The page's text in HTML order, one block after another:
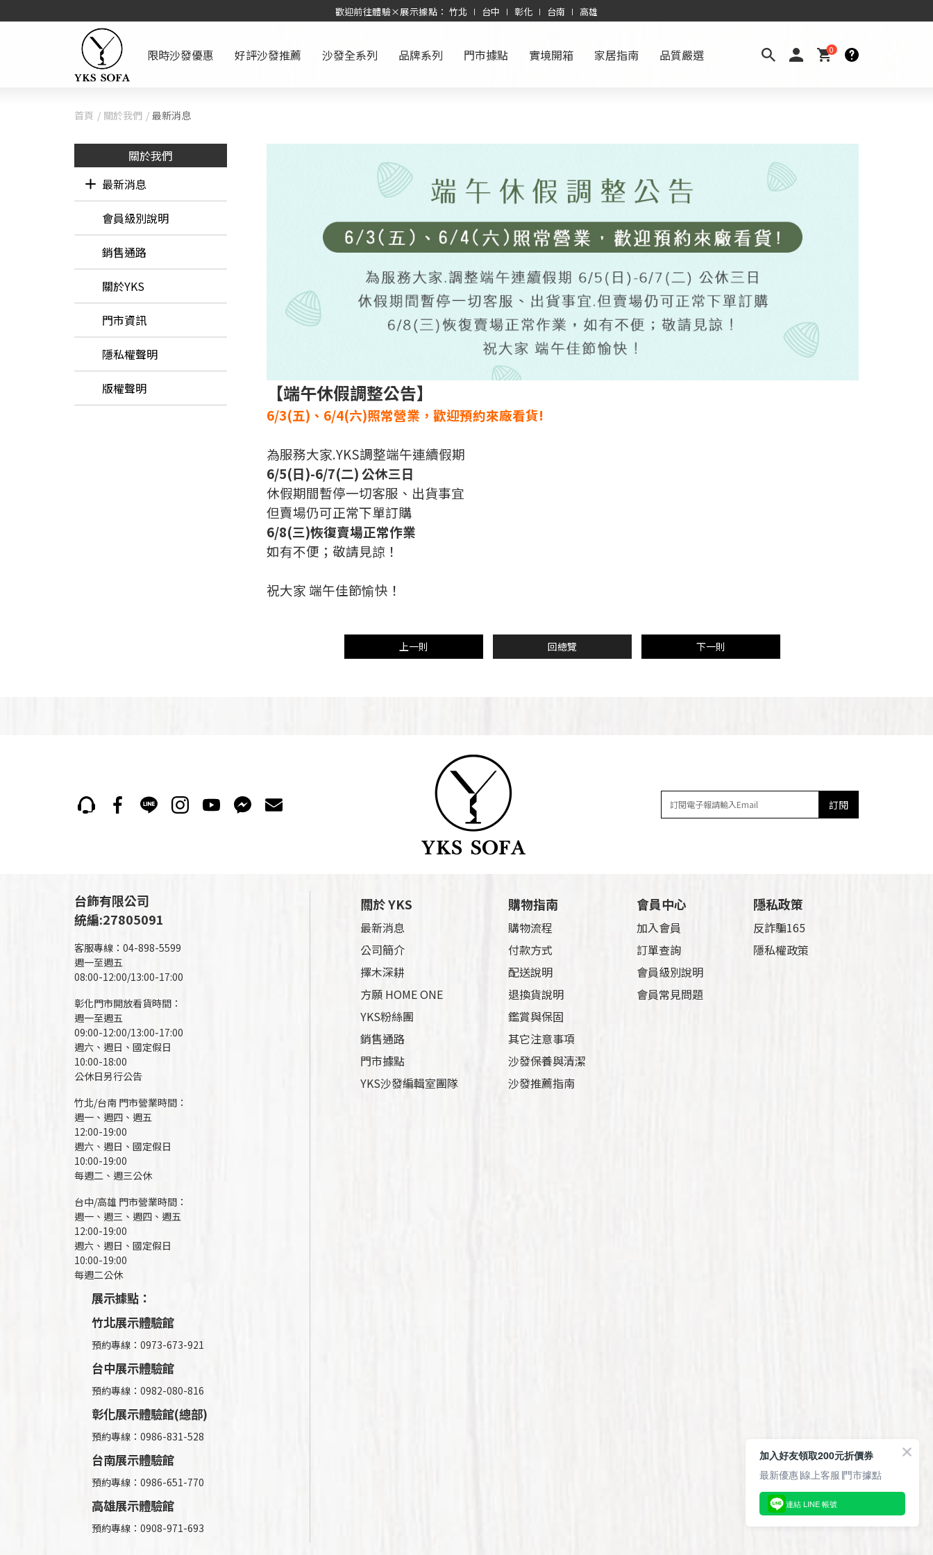
歡迎前往體驗×展示據點： 竹北 ∣ 台中 ∣ 彰化 ∣ 台南 ∣ 高雄
限時沙發優惠 好評沙發推薦 沙發全系列 品牌系列 門市據點 實境開箱 家居指南 品質嚴選 0
首頁 關於我們 最新消息
關於我們
最新消息
最新消息
會員級別說明
銷售通路
關於YKS
門市資訊
隱私權聲明
版權聲明 【端午休假調整公告】
6/3(五)、6/4(六)照常營業，歡迎預約來廠看貨!
為服務大家.YKS調整端午連續假期
6/5(日)-6/7(二) 公休三日
休假期間暫停一切客服、出貨事宜
但賣場仍可正常下單訂購
6/8(三)恢復賣場正常作業
如有不便；敬請見諒！
祝大家 端午佳節愉快！
上一則 回總覽 下一則
訂閱
台飾有限公司
統編:27805091
客服專線：04-898-5599
週一至週五
08:00-12:00/13:00-17:00
彰化門市開放看貨時間：
週一至週五
09:00-12:00/13:00-17:00
週六、週日、國定假日
10:00-18:00
公休日另行公告
竹北/台南 門市營業時間：
週一、週四、週五
12:00-19:00
週六、週日、國定假日
10:00-19:00
每週二、週三公休
台中/高雄 門市營業時間：
週一、週三、週四、週五
12:00-19:00
週六、週日、國定假日
10:00-19:00
每週二公休
展示據點：
竹北展示體驗館
預約專線：0973-673-921
台中展示體驗館
預約專線：0982-080-816
彰化展示體驗館(總部)
預約專線： 0986-831-528
台南展示體驗館
預約專線：0986-651-770
高雄展示體驗館
預約專線： 0908-971-693
關於 YKS
最新消息
公司簡介
擇木深耕
方願 HOME ONE
YKS粉絲團
銷售通路
門市據點
YKS沙發編輯室團隊
購物指南
購物流程
付款方式
配送說明
退換貨說明
鑑賞與保固
其它注意事項
沙發保養與清潔
沙發推薦指南
會員中心
加入會員
訂單查詢
會員級別說明
會員常見問題
隱私政策
反詐騙165
隱私權政策
加入好友領取200元折價券
最新優惠∣線上客服∣門市據點
連結 LINE 帳號